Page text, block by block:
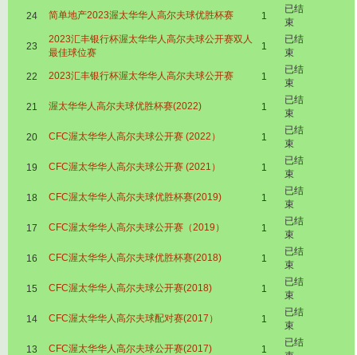
24 简单地产2023渥太华华人高尔夫球优胜杯赛 1
已结
束
23
2023汇丰银行杯渥太华华人高尔夫球公开赛双人
最佳球位赛
1
已结
束
22 2023汇丰银行杯渥太华华人高尔夫球公开赛 1
已结
束
21 渥太华华人高尔夫球优胜杯赛(2022) 1
已结
束
20 CFC渥太华华人高尔夫球公开赛 (2022） 1
已结
束
19 CFC渥太华华人高尔夫球公开赛 (2021） 1
已结
束
18 CFC渥太华华人高尔夫球优胜杯赛(2019) 1
已结
束
17 CFC渥太华华人高尔夫球公开赛（2019） 1
已结
束
16 CFC渥太华华人高尔夫球优胜杯赛(2018) 1
已结
束
15 CFC渥太华华人高尔夫球公开赛(2018) 1
已结
束
14 CFC渥太华华人高尔夫球配对赛(2017） 1
已结
束
13 CFC渥太华华人高尔夫球公开赛(2017) 1
已结